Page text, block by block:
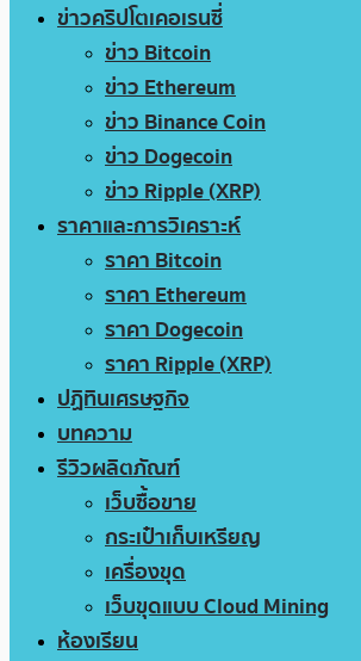
ข่าวคริปโตเคอเรนซี่
ข่าว Bitcoin
ข่าว Ethereum
ข่าว Binance Coin
ข่าว Dogecoin
ข่าว Ripple (XRP)
ราคาและการวิเคราะห์
ราคา Bitcoin
ราคา Ethereum
ราคา Dogecoin
ราคา Ripple (XRP)
ปฏิทินเศรษฐกิจ
บทความ
รีวิวผลิตภัณฑ์
เว็บซื้อขาย
กระเป๋าเก็บเหรียญ
เครื่องขุด
เว็บขุดแบบ Cloud Mining
ห้องเรียน